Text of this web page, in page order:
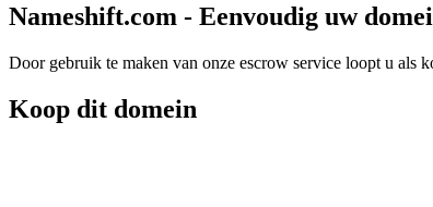
Nameshift.com - Eenvoudig uw
Door gebruik te maken van onze escrow service loopt u als
Koop dit domein